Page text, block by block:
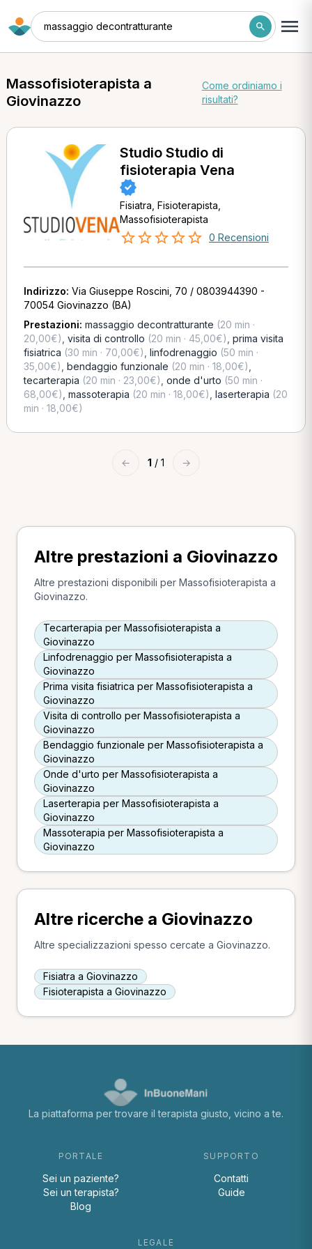
massaggio decontratturante
Massofisioterapista a
Giovinazzo
Come ordiniamo i
risultati?
Studio Studio di
fisioterapia Vena
Fisiatra, Fisioterapista,
Massofisioterapista
0 Recensioni
Indirizzo: Via Giuseppe Roscini, 70 / 0803944390 -
70054 Giovinazzo (BA)
Prestazioni: massaggio decontratturante (20 min ·
20,00€) visita di controllo (20 min · 45,00€) prima visita
fisiatrica (30 min · 70,00€) linfodrenaggio (50 min ·
35,00€) bendaggio funzionale (20 min · 18,00€)
tecarterapia (20 min · 23,00€) onde d'urto (50 min ·
68,00€) massoterapia (20 min · 18,00€) laserterapia (20
min · 18,00€)
← 1 / 1 →
Altre prestazioni a Giovinazzo
Altre prestazioni disponibili per Massofisioterapista a
Giovinazzo.
Tecarterapia per Massofisioterapista a
Giovinazzo
Linfodrenaggio per Massofisioterapista a
Giovinazzo
Prima visita fisiatrica per Massofisioterapista a
Giovinazzo
Visita di controllo per Massofisioterapista a
Giovinazzo
Bendaggio funzionale per Massofisioterapista a
Giovinazzo
Onde d'urto per Massofisioterapista a
Giovinazzo
Laserterapia per Massofisioterapista a
Giovinazzo
Massoterapia per Massofisioterapista a
Giovinazzo
Altre ricerche a Giovinazzo
Altre specializzazioni spesso cercate a Giovinazzo.
Fisiatra a Giovinazzo
Fisioterapista a Giovinazzo
La piattaforma per trovare il terapista giusto, vicino a te.
PORTALE
Sei un paziente?
Sei un terapista?
Blog
SUPPORTO
Contatti
Guide
LEGALE